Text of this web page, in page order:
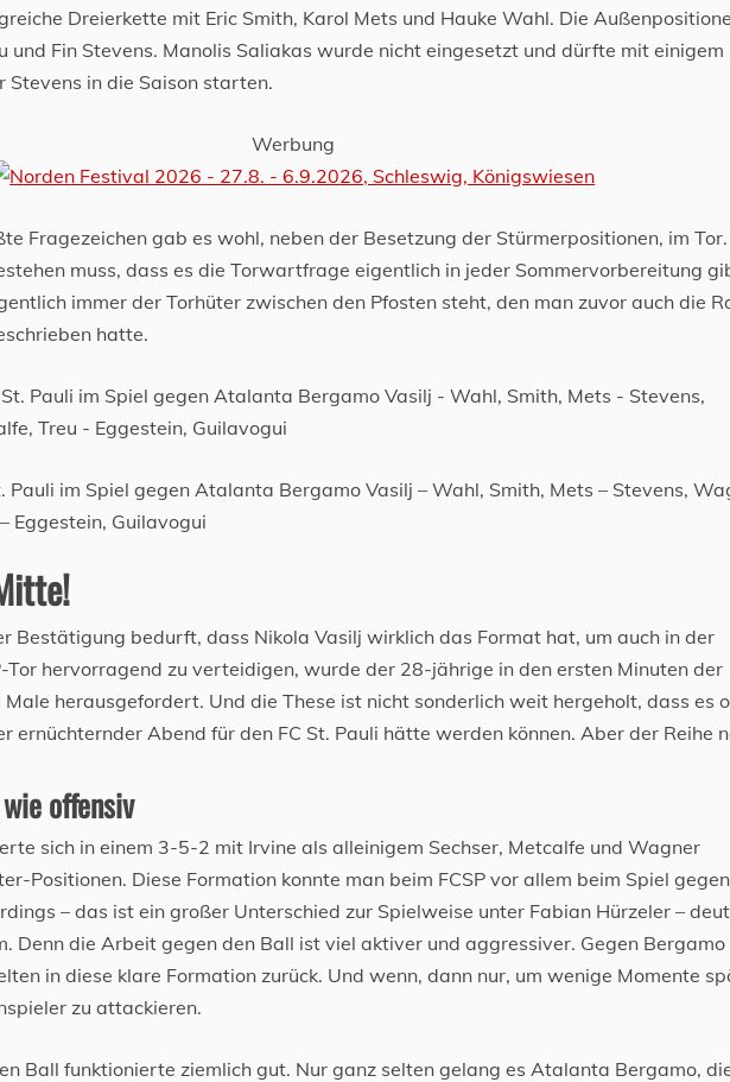
Dreierkette mit Eric Smith, Karol Mets und Hauke Wahl. Die
und Fin Stevens. Manolis Saliakas wurde nicht eingesetzt und dürfte mit einigem
Stevens in die Saison starten.
Werbung
Fragezeichen gab es wohl, neben der Besetzung der Stürmerpositionen, im Tor.
muss, dass es die Torwartfrage eigentlich in jeder Sommervorbereitung
immer der Torhüter zwischen den Pfosten steht, den man zuvor auch die
hatte.
Pauli im Spiel gegen Atalanta Bergamo Vasilj – Wahl, Smith, Mets – Stevens,
Eggestein, Guilavogui
Bestätigung bedurft, dass Nikola Vasilj wirklich das Format hat, um auch in der
Tor hervorragend zu verteidigen, wurde der 28-jährige in den ersten Minuten der
herausgefordert. Und die These ist nicht sonderlich weit hergeholt, dass es
ernüchternder Abend für den FC St. Pauli hätte werden können. Aber der Reihe
offensiv
sich in einem 3-5-2 mit Irvine als alleinigem Sechser, Metcalfe und Wagner
Positionen. Diese Formation konnte man beim FCSP vor allem beim Spiel
– das ist ein großer Unterschied zur Spielweise unter Fabian Hürzeler –
Denn die Arbeit gegen den Ball ist viel aktiver und aggressiver. Gegen Bergamo
in diese klare Formation zurück. Und wenn, dann nur, um wenige Momente
zu attackieren.
Ball funktionierte ziemlich gut. Nur ganz selten gelang es Atalanta Bergamo,